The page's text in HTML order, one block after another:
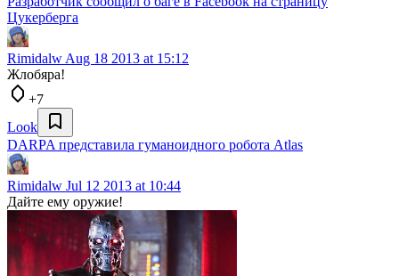
Цукерберга
Rimidalw Aug 18 2013 at 15:12
Жлобяра!
+7
Look
DARPA представила гуманоидного робота Atlas
Rimidalw Jul 12 2013 at 10:44
Дайте ему оружие!